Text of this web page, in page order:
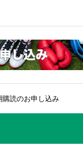
購読のお申し込み